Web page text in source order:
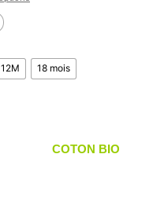
12M 18 mois
COTON BIO